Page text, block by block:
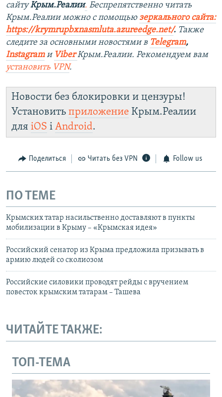
сайтуКрым.Реалии. Беспрепятственно читать
Крым.Реалии можно с помощью зеркального сайта:
https://krymrupbxnasmluta.azureedge.net/. ​ Также
следите за основными новостями в Telegram,
Instagram и ViberКрым.Реалии. Рекомендуем вам
установить VPN.
Новости без блокировки и цензуры!
Установить приложение Крым.Реалии
для iOS і Android.
Поделиться Читать без VPN Follow us
ПО ТЕМЕ
Крымских татар насильственно доставляют в пункты
мобилизации в Крыму – «Крымская идея»
Российский сенатор из Крыма предложила призывать в
армию людей со сколиозом
Российские силовики проводят рейды с вручением
повесток крымским татарам – Ташева
ЧИТАЙТЕ ТАКЖЕ:
ТОП-ТЕМА